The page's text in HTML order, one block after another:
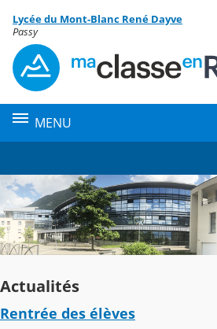
Contenu
Lycée du Mont-Blanc René Dayve
Passy
MENU
Actualités
Rentrée des élèves